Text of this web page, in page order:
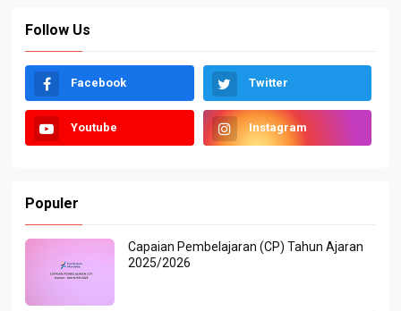
Follow Us
Facebook Twitter
Youtube Instagram
Populer
Capaian Pembelajaran (CP) Tahun Ajaran
2025/2026